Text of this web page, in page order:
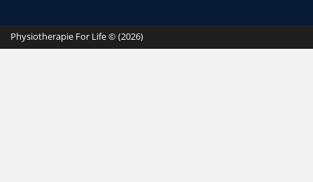
Physiotherapie For Life © (2026)